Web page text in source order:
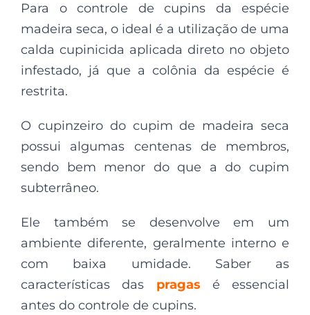
Para o controle de cupins da espécie
madeira seca, o ideal é a utilização de uma
calda cupinicida aplicada direto no objeto
infestado, já que a colônia da espécie é
restrita.
O cupinzeiro do cupim de madeira seca
possui algumas centenas de membros,
sendo bem menor do que a do cupim
subterrâneo.
Ele também se desenvolve em um
ambiente diferente, geralmente interno e
com baixa umidade. Saber as
características das pragas
é essencial
antes do controle de cupins.